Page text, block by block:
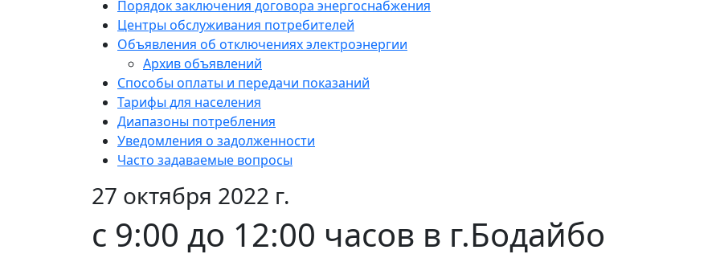
Порядок заключения договора энергоснабжения
Центры обслуживания потребителей
Объявления об отключениях электроэнергии
Архив объявлений
Способы оплаты и передачи показаний
Тарифы для населения
Диапазоны потребления
Уведомления о задолженности
Часто задаваемые вопросы
27 октября 2022 г.
с 9:00 до 12:00 часов в г.Бодайбо